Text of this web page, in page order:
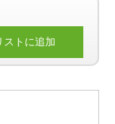
ストに追加